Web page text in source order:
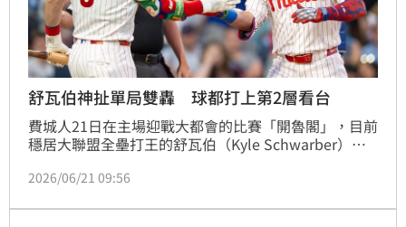
舒瓦伯神扯單局雙轟 球都打上第2層看台
費城人21日在主場迎戰大都會的比賽「開魯閣」，目前
穩居大聯盟全壘打王的舒瓦伯（Kyle Schwarber）單
單局打下8分，前3局打完取得11：0領先。
2026/06/21 09:56